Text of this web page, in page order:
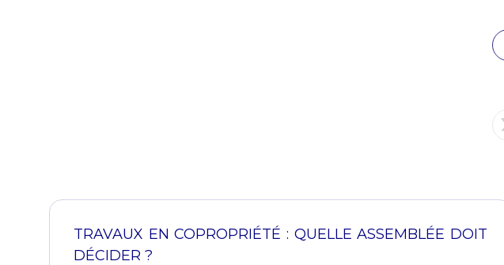
TRAVAUX EN COPROPRIÉTÉ : QUELLE ASSEMBLÉE DOIT
DÉCIDER ?